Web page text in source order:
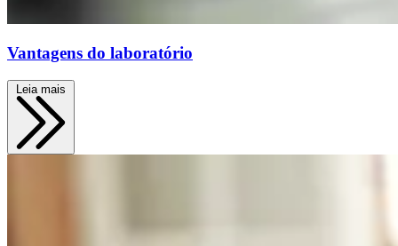
Vantagens do laboratório
Leia mais